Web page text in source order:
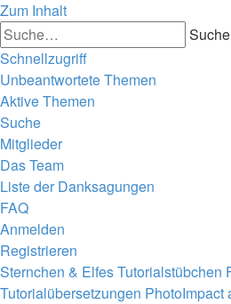
Zum Inhalt
Suche
Schnellzugriff
Unbeantwortete Themen
Aktive Themen
Suche
Mitglieder
Das Team
Liste der Danksagungen
FAQ
Anmelden
Registrieren
Sternchen & Elfes Tutorialstübchen
Tutorialübersetzungen PhotoImpact